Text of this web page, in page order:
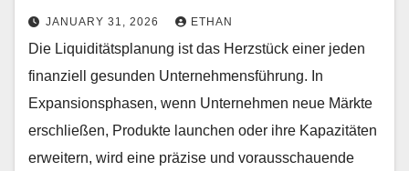
JANUARY 31, 2026 ETHAN
Die Liquiditätsplanung ist das Herzstück einer jeden
finanziell gesunden Unternehmensführung. In
Expansionsphasen, wenn Unternehmen neue Märkte
erschließen, Produkte launchen oder ihre Kapazitäten
erweitern, wird eine präzise und vorausschauende